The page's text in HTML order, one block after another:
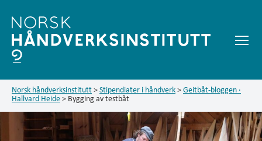
bloggen
Norsk håndverksinstitutt > Stipendiater i håndverk > Geitbåt-bloggen ·
Hallvard Heide > Bygging av testbåt